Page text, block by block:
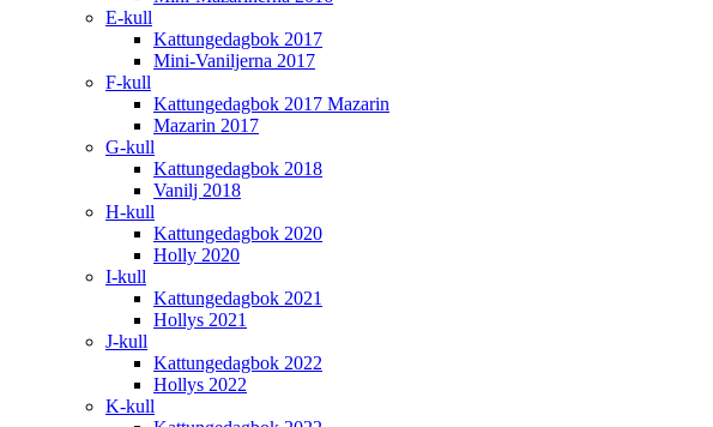
E-kull
Kattungedagbok 2017
Mini-Vaniljerna 2017
F-kull
Kattungedagbok 2017 Mazarin
Mazarin 2017
G-kull
Kattungedagbok 2018
Vanilj 2018
H-kull
Kattungedagbok 2020
Holly 2020
I-kull
Kattungedagbok 2021
Hollys 2021
J-kull
Kattungedagbok 2022
Hollys 2022
K-kull